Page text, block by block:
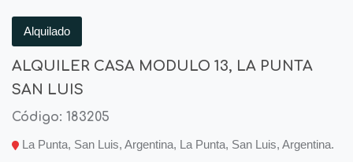
Alquilado
ALQUILER CASA MODULO 13, LA PUNTA
SAN LUIS
Código: 183205
La Punta, San Luis, Argentina, La Punta, San Luis, Argentina.